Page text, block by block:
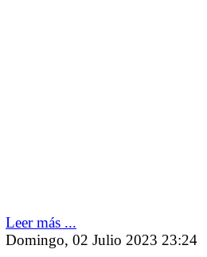
Leer más ...
Domingo, 02 Julio 2023 23:24